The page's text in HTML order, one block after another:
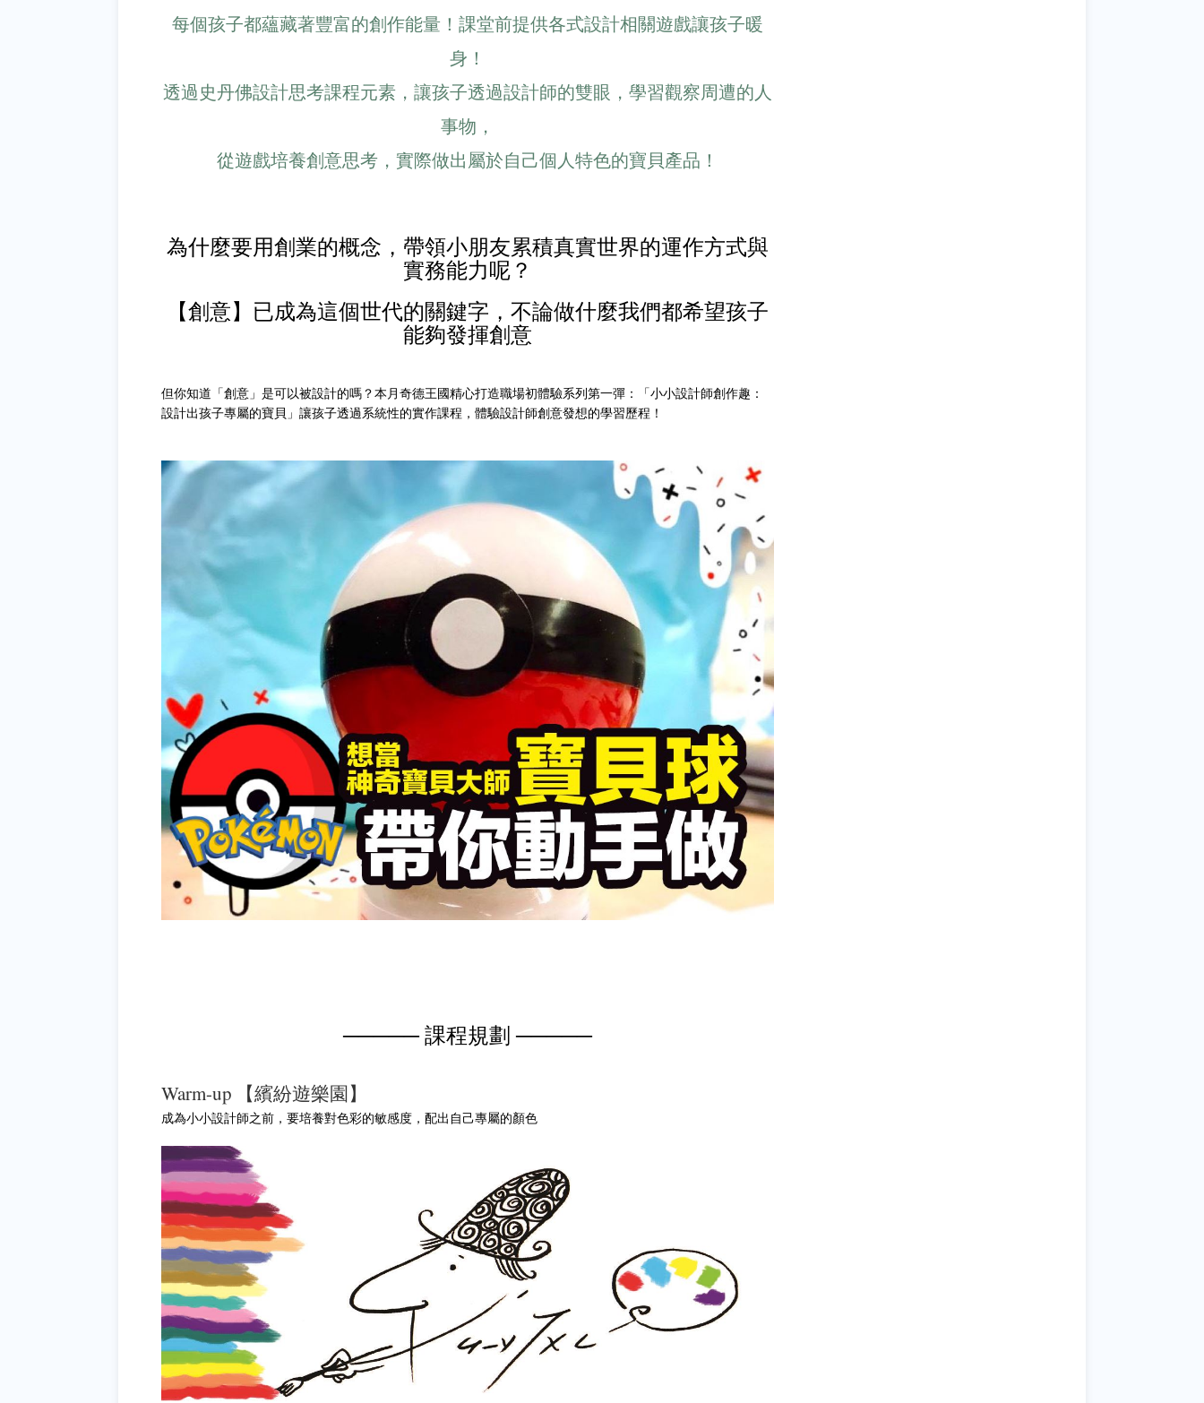
每個孩子都蘊藏著豐富的創作能量！課堂前提供各式設計相關遊戲讓孩子暖
身！
透過史丹佛設計思考課程元素，讓孩子透過設計師的雙眼，學習觀察周遭的人
事物，
從遊戲培養創意思考，實際做出屬於自己個人特色的寶貝產品！
為什麼要用創業的概念，帶領小朋友累積真實世界的運作方式與
實務能力呢？
【創意】已成為這個世代的關鍵字，不論做什麼我們都希望孩子
能夠發揮創意
但你知道「創意」是可以被設計的嗎？本月奇德王國精心打造職場初體驗系列第一彈：「小小設計師創作趣：
設計出孩子專屬的寶貝」讓孩子透過系統性的實作課程，體驗設計師創意發想的學習歷程！
───── 課程規劃 ─────
Warm-up 【繽紛遊樂園】
成為小小設計師之前，要培養對色彩的敏感度，配出自己專屬的顏色